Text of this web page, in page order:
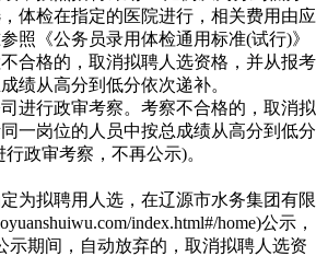
体检在指定的医院进行，相关费用由应
照《公务员录用体检通用标准(试行)》
合格的，取消拟聘人选资格，并从报考
绩从高分到低分依次递补。
行政审考察。考察不合格的，取消拟
一岗位的人员中按总成绩从高分到低分
政审考察，不再公示)。
拟聘用人选，在辽源市水务集团有限
index.html#/home)公示，
示期间，自动放弃的，取消拟聘人选资